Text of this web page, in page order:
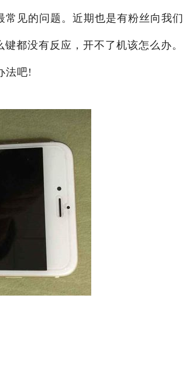
见的问题。近期也是有粉丝向我们
都没有反应，开不了机该怎么办。
法吧!